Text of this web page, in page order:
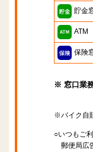
貯金
ATM
保険
※ 窓口業
※バイク自
○いつもご
郵便局広